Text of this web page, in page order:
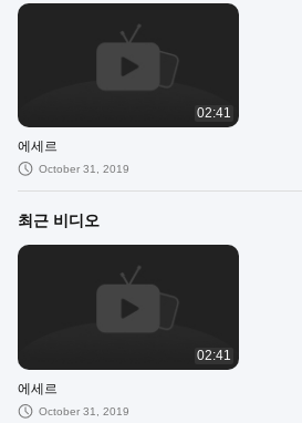
02:41
에세르
October 31, 2019
최근 비디오
02:41
에세르
October 31, 2019